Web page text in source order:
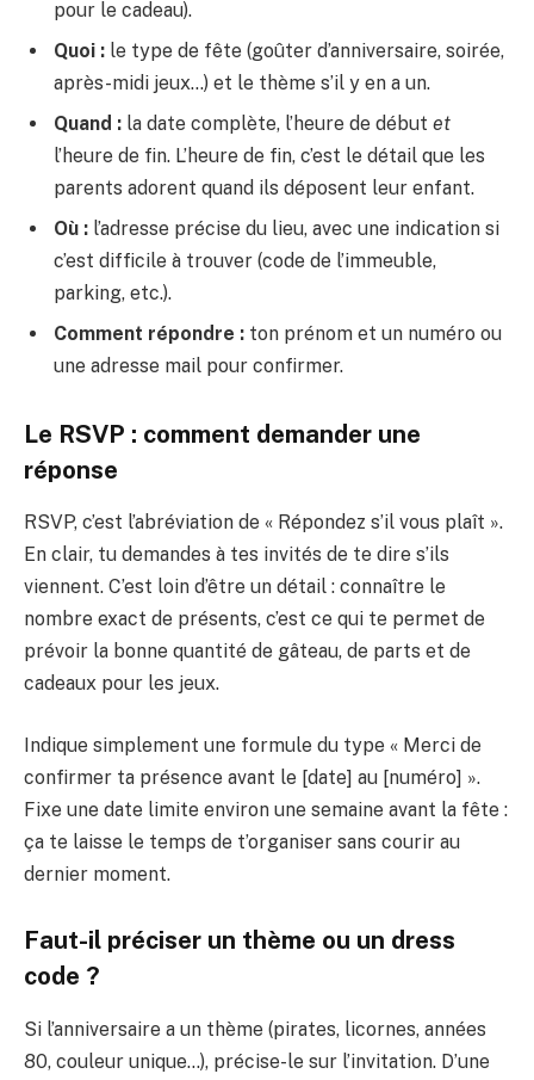
pour le cadeau).
Quoi : le type de fête (goûter d’anniversaire, soirée,
après-midi jeux…) et le thème s’il y en a un.
Quand : la date complète, l’heure de début et
l’heure de fin. L’heure de fin, c’est le détail que les
parents adorent quand ils déposent leur enfant.
Où : l’adresse précise du lieu, avec une indication si
c’est difficile à trouver (code de l’immeuble,
parking, etc.).
Comment répondre : ton prénom et un numéro ou
une adresse mail pour confirmer.
Le RSVP : comment demander une
réponse
RSVP, c’est l’abréviation de « Répondez s’il vous plaît ».
En clair, tu demandes à tes invités de te dire s’ils
viennent. C’est loin d’être un détail : connaître le
nombre exact de présents, c’est ce qui te permet de
prévoir la bonne quantité de gâteau, de parts et de
cadeaux pour les jeux.
Indique simplement une formule du type « Merci de
confirmer ta présence avant le [date] au [numéro] ».
Fixe une date limite environ une semaine avant la fête :
ça te laisse le temps de t’organiser sans courir au
dernier moment.
Faut-il préciser un thème ou un dress
code ?
Si l’anniversaire a un thème (pirates, licornes, années
80, couleur unique…), précise-le sur l’invitation. D’une